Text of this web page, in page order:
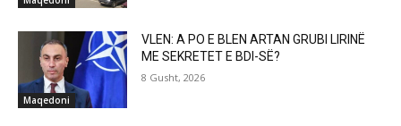
Maqedoni
VLEN: A PO E BLEN ARTAN GRUBI LIRINË
ME SEKRETET E BDI-SË?
8 Gusht, 2026